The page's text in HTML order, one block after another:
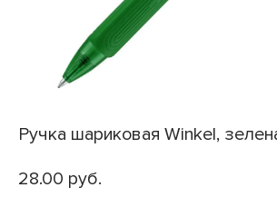
Ручка шариковая Winkel,
28.00 руб.